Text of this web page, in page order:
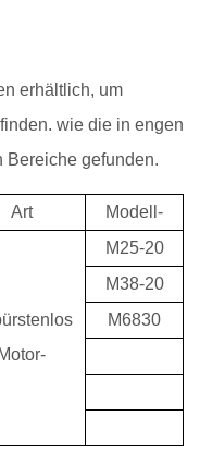
erhältlich, um
wie die in engen
Bereiche gefunden.
Art Modell-
Motor-
M25-20
M38-20
M6830